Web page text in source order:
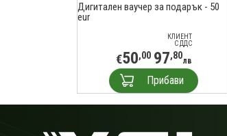
Дигитален ваучер за подарък - 50
eur
КЛИЕНТ
С ДДС
€50,00 97,80лв
Прибави